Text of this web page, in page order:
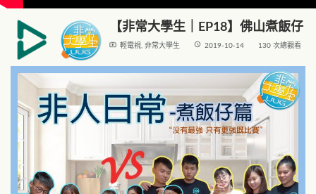
【非常大學生｜EP18】佛山煮飯仔
live_tv 輕電視, 非常大學生 access_time 2019-10-14 130 次總觀看